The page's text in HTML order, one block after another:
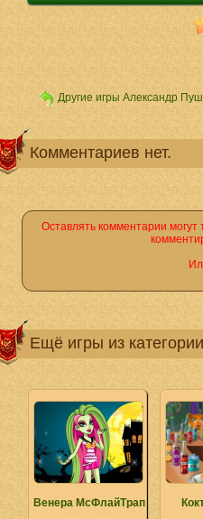
Другие игры Александр
Комментариев нет.
Оставлять комментарии
Ещё игры из категории
Венера МсФлайТрап